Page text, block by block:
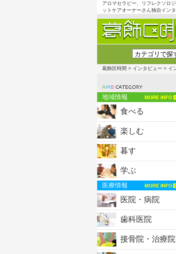
アロマセラピー、リフレクソロ
ットケアオーナーさん独自イン
葛飾区時間 > インタビュー > イ
地域情報
食べる
楽しむ
暮す
学ぶ
医療情報
医院・病院
歯科医院
接骨院・治療院